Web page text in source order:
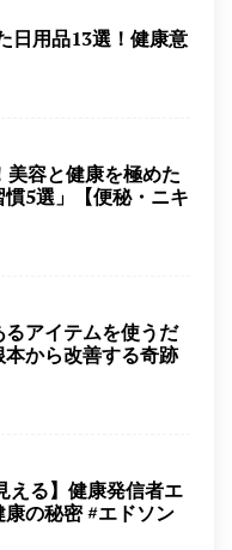
キになる『お腹痩せ
！
と思って食べてい
値を上げる原因で
ブルーレイディス
日用品13選！健康意
美容と健康を極めた
5選」【便秘・ニキ
るアイテムを使うだ
から改善する奇跡
える】健康発信者エ
の秘密 #エドソン